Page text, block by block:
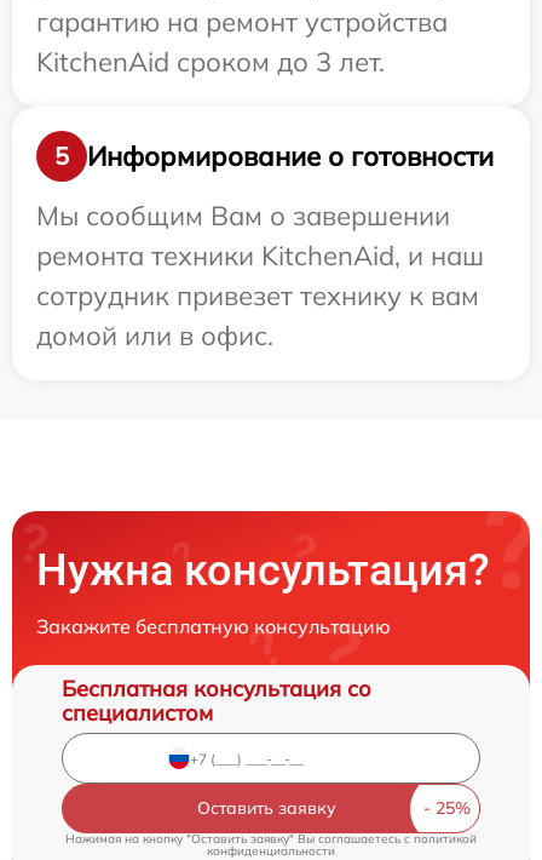
гарантию на ремонт устройства
KitchenAid сроком до 3 лет.
5
Информирование о готовности
Мы сообщим Вам о завершении
ремонта техники KitchenAid, и наш
сотрудник привезет технику к вам
домой или в офис.
Нужна консультация?
Закажите бесплатную консультацию
Бесплатная консультация со
специалистом
Оставить заявку
Нажимая на кнопку "Оставить заявку" Вы соглашаетесь cполитикой
конфиденциальности